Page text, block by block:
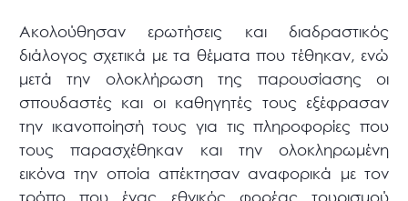
Ακολούθησαν ερωτήσεις και διαδραστικός
διάλογος σχετικά με τα θέματα που τέθηκαν, ενώ
μετά την ολοκλήρωση της παρουσίασης οι
σπουδαστές και οι καθηγητές τους εξέφρασαν
την ικανοποίησή τους για τις πληροφορίες που
τους παρασχέθηκαν και την ολοκληρωμένη
εικόνα την οποία απέκτησαν αναφορικά με τον
τρόπο που ένας εθνικός φορέας τουρισμού